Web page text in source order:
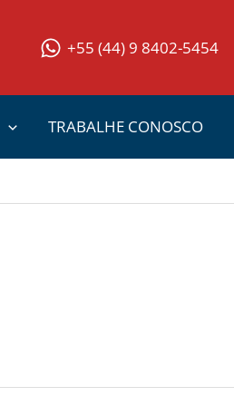
+55 (44) 9 8402-5454
TRABALHE CONOSCO